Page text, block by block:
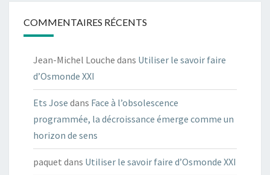
COMMENTAIRES RÉCENTS
Jean-Michel Louche dans Utiliser le savoir faire
d’Osmonde XXI
Ets Jose dans Face à l’obsolescence
programmée, la décroissance émerge comme un
horizon de sens
paquet dans Utiliser le savoir faire d’Osmonde XXI